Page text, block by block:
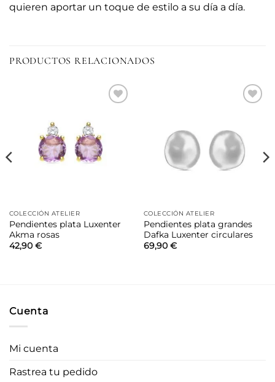
quieren aportar un toque de estilo a su día a día.
PRODUCTOS RELACIONADOS
deseos
COLECCIÓN ATELIER
Pendientes plata Luxenter
Akma rosas
42,90 €
deseos
COLECCIÓN ATELIER
Pendientes plata grandes
Dafka Luxenter circulares
69,90 €
Cuenta
Mi cuenta
Rastrea tu pedido